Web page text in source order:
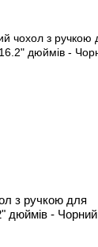
з ручкою для
дюймів - Чорний